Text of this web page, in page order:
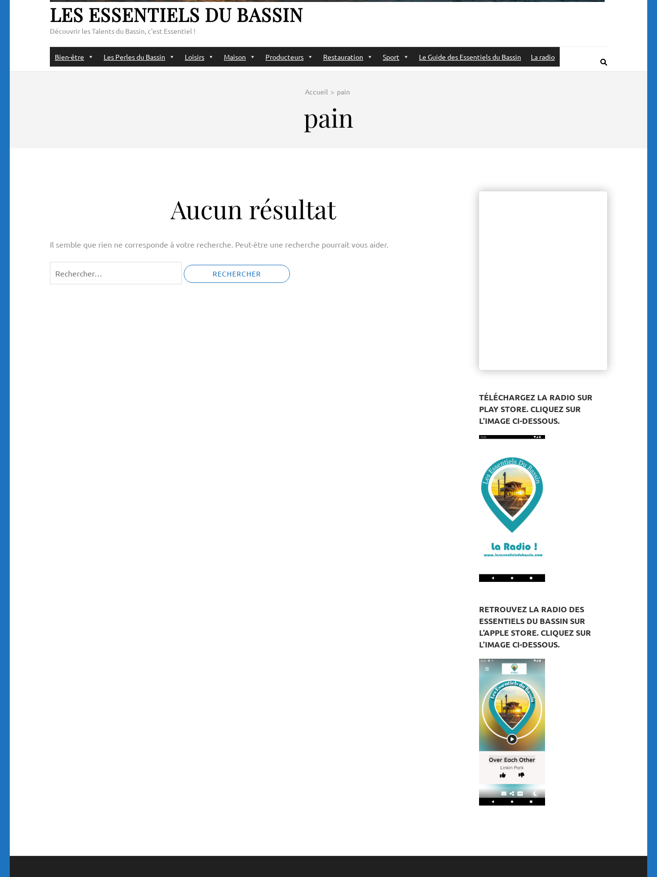
LES ESSENTIELS DU BASSIN
Découvrir les Talents du Bassin, c'est Essentiel !
Bien-être Les Perles du Bassin Loisirs Maison Producteurs Restauration Sport Le Guide des Essentiels du Bassin La radio
Accueil > pain
pain
Aucun résultat
Il semble que rien ne corresponde à votre recherche. Peut-être une recherche pourrait vous aider.
TÉLÉCHARGEZ LA RADIO SUR
PLAY STORE. CLIQUEZ SUR
L’IMAGE CI-DESSOUS.
RETROUVEZ LA RADIO DES
ESSENTIELS DU BASSIN SUR
L’APPLE STORE. CLIQUEZ SUR
L’IMAGE CI-DESSOUS.